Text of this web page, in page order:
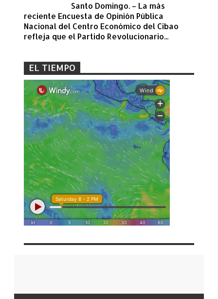
Santo Domingo. – La más
reciente Encuesta de Opinión Pública
Nacional del Centro Económico del Cibao
refleja que el Partido Revolucionario...
EL TIEMPO